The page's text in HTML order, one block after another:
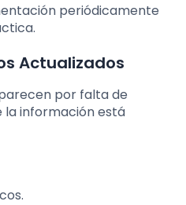
periódicamente
Actualizados
por falta de
la información está